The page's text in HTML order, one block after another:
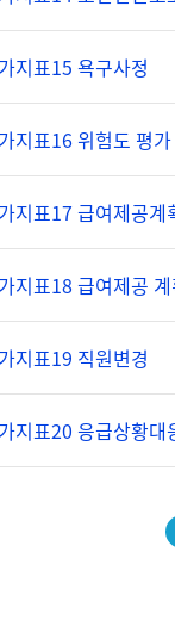
지표15 욕구사정
지표16 위험도 평가
지표17 급여제공계
지표18 급여제공
지표19 직원변경
지표20 응급상황대